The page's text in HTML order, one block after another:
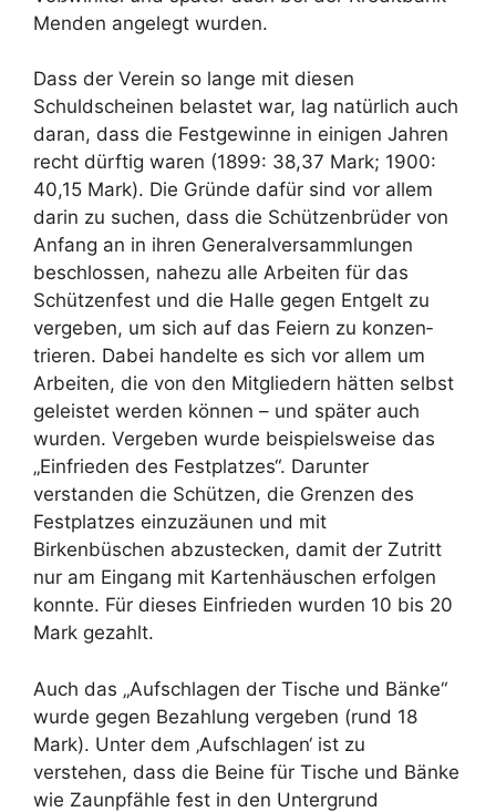
Menden angelegt wurden.
Dass der Verein so lange mit diesen
Schuldscheinen belastet war, lag natürlich auch
daran, dass die Festgewinne in einigen Jahren
recht dürftig waren (1899: 38,37 Mark; 1900:
40,15 Mark). Die Gründe dafür sind vor allem
darin zu suchen, dass die Schützenbrüder von
Anfang an in ihren Generalversammlungen
beschlossen, nahezu alle Arbeiten für das
Schützenfest und die Halle gegen Entgelt zu
vergeben, um sich auf das Feiern zu konzen­
trieren. Dabei handelte es sich vor allem um
Arbeiten, die von den Mitgliedern hätten selbst
geleistet werden können – und später auch
wurden. Vergeben wurde beispielsweise das
„Einfrieden des Festplatzes“. Darunter
verstanden die Schützen, die Grenzen des
Festplatzes einzuzäunen und mit
Birkenbüschen abzustecken, damit der Zutritt
nur am Eingang mit Kartenhäuschen erfolgen
konnte. Für dieses Einfrieden wurden 10 bis 20
Mark gezahlt.
Auch das „Aufschlagen der Tische und Bänke“
wurde gegen Bezahlung vergeben (rund 18
Mark). Unter dem ‚Aufschlagen‘ ist zu
verstehen, dass die Beine für Tische und Bänke
wie Zaunpfähle fest in den Untergrund